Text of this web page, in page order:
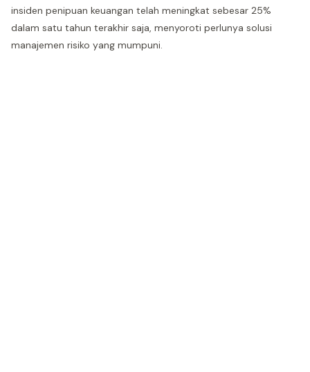
insiden penipuan keuangan telah meningkat sebesar 25%
dalam satu tahun terakhir saja, menyoroti perlunya solusi
manajemen risiko yang mumpuni.